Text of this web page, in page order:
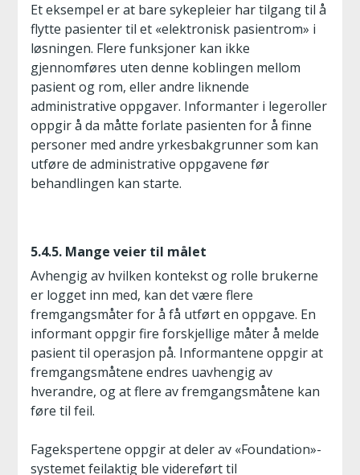
Et eksempel er at bare sykepleier har tilgang til å
flytte pasienter til et «elektronisk pasientrom» i
løsningen. Flere funksjoner kan ikke
gjennomføres uten denne koblingen mellom
pasient og rom, eller andre liknende
administrative oppgaver. Informanter i legeroller
oppgir å da måtte forlate pasienten for å finne
personer med andre yrkesbakgrunner som kan
utføre de administrative oppgavene før
behandlingen kan starte.
5.4.5. Mange veier til målet
Avhengig av hvilken kontekst og rolle brukerne
er logget inn med, kan det være flere
fremgangsmåter for å få utført en oppgave. En
informant oppgir fire forskjellige måter å melde
pasient til operasjon på. Informantene oppgir at
fremgangsmåtene endres uavhengig av
hverandre, og at flere av fremgangsmåtene kan
føre til feil.
Fagekspertene oppgir at deler av «Foundation»-
systemet feilaktig ble videreført til